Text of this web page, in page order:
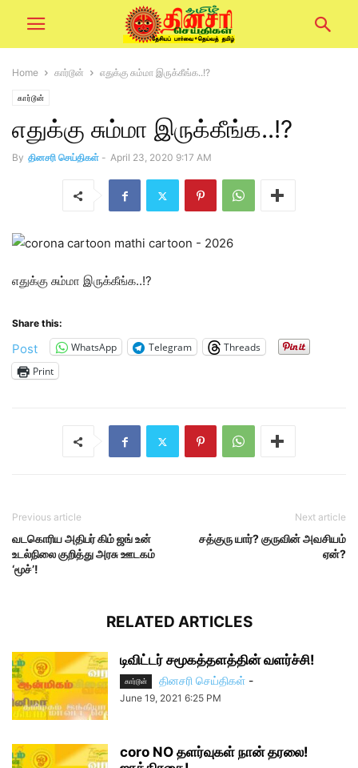
Home கார்டூன் எதுக்கு சும்மா இருக்கீங்க..!?
கார்டூன்
எதுக்கு சும்மா இருக்கீங்க..!?
By தினசரி செய்திகள் - April 23, 2020 9:17 AM
எதுக்கு சும்மா இருக்கீங்க..!?
Share this:
Post WhatsApp Telegram
Threads
Print
Previous article
வடகொரிய அதிபர் கிம் ஜங் உன்
உடல்நிலை குறித்து அரசு ஊடகம்
‘மூச்’!
Next article
சத்குரு யார்? குருவின் அவசியம்
ஏன்?
RELATED ARTICLES
டிவிட்டர் சமூகத்தளத்தின் வளர்ச்சி!
கார்டூன் தினசரி செய்திகள் -
June 19, 2021 6:25 PM
coro NO தளர்வுகள் நான் தரலை!